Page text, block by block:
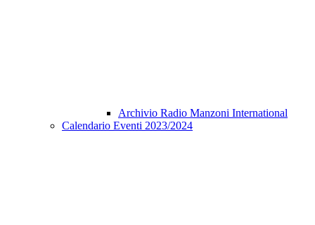
Archivio Radio Manzoni International
Calendario Eventi 2023/2024